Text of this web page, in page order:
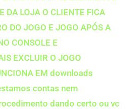
DA LOJA O CLIENTE FICA
DO JOGO E JOGO APÓS A
CONSOLE E
EXCLUIR O JOGO
EM downloads
contas nem
dando certo ou vc